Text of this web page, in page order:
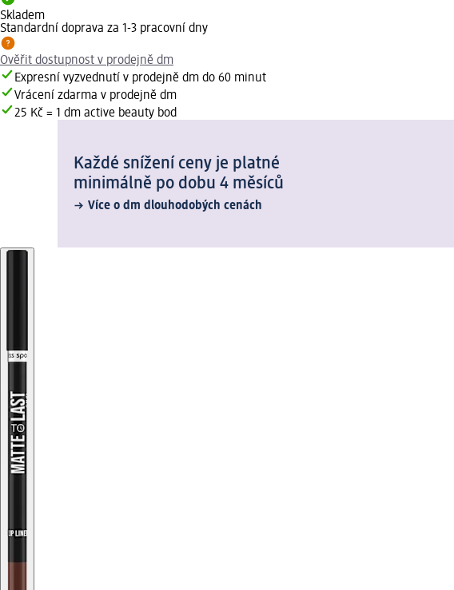
Skladem
Standardní doprava za 1-3 pracovní dny
Ověřit dostupnost v prodejně dm
Expresní vyzvednutí v prodejně dm do 60 minut
Vrácení zdarma v prodejně dm
25 Kč = 1 dm active beauty bod
Každé snížení ceny je platné
minimálně po dobu 4 měsíců
Více o dm dlouhodobých cenách